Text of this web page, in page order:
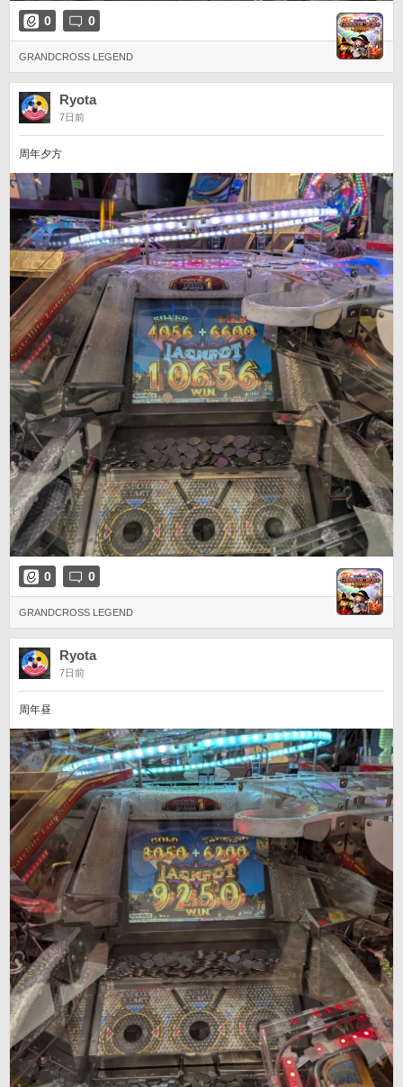
0 0
GRANDCROSS LEGEND
Ryota
7日前
周年夕方
0 0
GRANDCROSS LEGEND
Ryota
7日前
周年昼